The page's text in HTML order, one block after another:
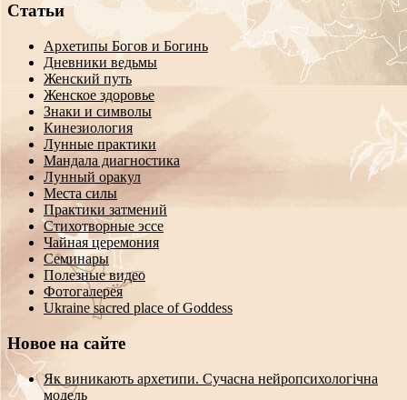
Статьи
Архетипы Богов и Богинь
Дневники ведьмы
Женский путь
Женское здоровье
Знаки и символы
Кинезиология
Лунные практики
Мандала диагностика
Лунный оракул
Места силы
Практики затмений
Стихотворные эссе
Чайная церемония
Семинары
Полезные видео
Фотогалерея
Ukraine sacred place of Goddess
Новое на сайте
Як виникають архетипи. Сучасна нейропсихологічна
модель